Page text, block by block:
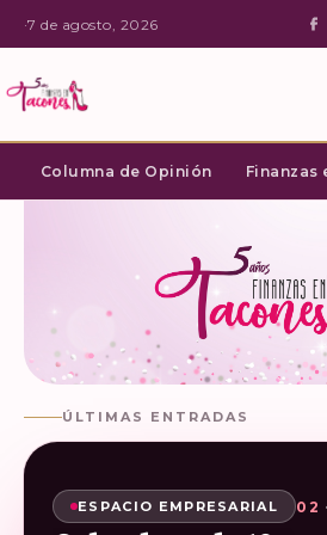
·7 de agosto, 2026
Columna de Opinión Finanzas
ÚLTIMAS ENTRADAS
SHOPPING INTELIGENTE 01
ESPACIO EMPRESARIAL 02
ESPACIO EMPRESARIAL 03
ESPACIO EMPRESARIAL 04